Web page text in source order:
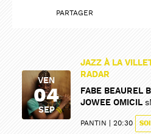
PARTAGER
VEN
04
SEP
JAZZ À LA
RADAR
FABE BEAUREL
JOWEE OMICIL
PANTIN 20:30
PARTAGER
PARTAGER